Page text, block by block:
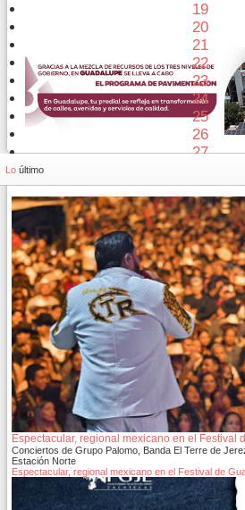
19
20
21
22
23
24
25
26
27
Lo último
Espectacular, regional mexicano en el Festival
Conciertos de Grupo Palomo, Banda El Terre de
Estación Norte
Espectacular, regional mexicano en el Festival de